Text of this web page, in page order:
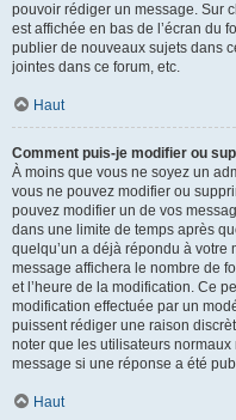
pouvoir rédiger un message. Sur
est affichée en bas de l’écran du
publier de nouveaux sujets dans
jointes dans ce forum, etc.
Haut
Comment puis-je modifier ou
À moins que vous ne soyez un
vous ne pouvez modifier ou
pouvez modifier un de vos
dans une limite de temps après
quelqu’un a déjà répondu à votre
message affichera le nombre de
et l’heure de la modification. Ce
modification effectuée par un
puissent rédiger une raison
noter que les utilisateurs
message si une réponse a été
Haut